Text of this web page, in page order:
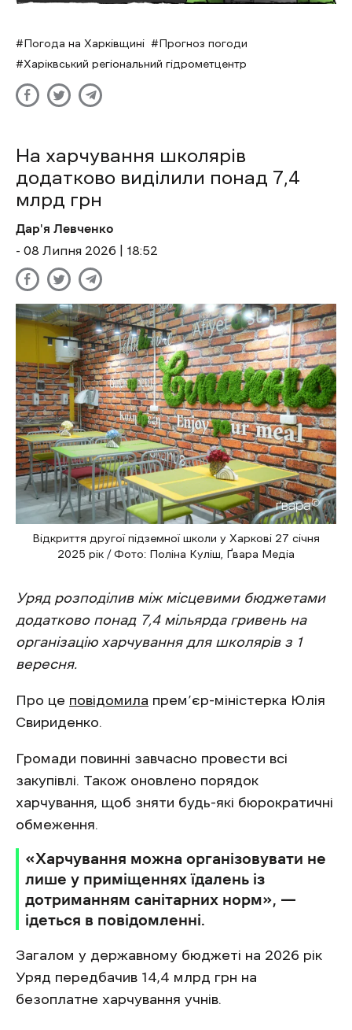
Погода на Харківщині
Прогноз погоди
Харіквський регіональний гідрометцентр
На харчування школярів
додатково виділили понад 7,4
млрд грн
Дар'я Левченко
- 08 Липня 2026 | 18:52
Відкриття другої підземної школи у Харкові 27 січня
2025 рік / Фото: Поліна Куліш, Ґвара Медіа
Уряд розподілив між місцевими бюджетами
додатково понад 7,4 мільярда гривень на
організацію харчування для школярів з 1
вересня.
Про це повідомила прем’єр-міністерка Юлія
Свириденко.
Громади повинні завчасно провести всі
закупівлі. Також оновлено порядок
харчування, щоб зняти будь-які бюрократичні
обмеження.
«Харчування можна організовувати не
лише у приміщеннях їдалень із
дотриманням санітарних норм», —
ідеться в повідомленні.
Загалом у державному бюджеті на 2026 рік
Уряд передбачив 14,4 млрд грн на
безоплатне харчування учнів.